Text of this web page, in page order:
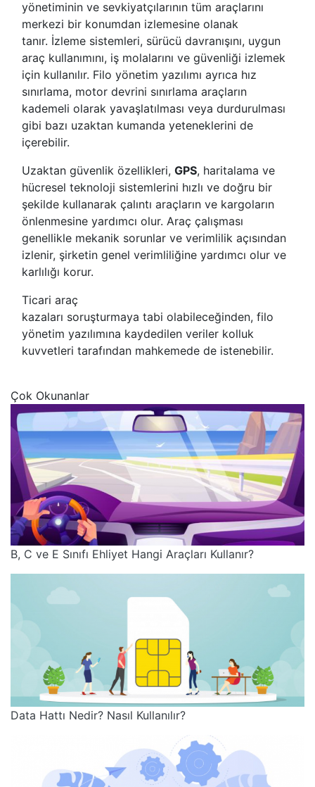
yönetiminin ve sevkiyatçılarının tüm araçlarını
merkezi bir konumdan izlemesine olanak
tanır. İzleme sistemleri, sürücü davranışını, uygun
araç kullanımını, iş molalarını ve güvenliği izlemek
için kullanılır. Filo yönetim yazılımı ayrıca hız
sınırlama, motor devrini sınırlama araçların
kademeli olarak yavaşlatılması veya durdurulması
gibi bazı uzaktan kumanda yeteneklerini de
içerebilir.
Uzaktan güvenlik özellikleri, GPS, haritalama ve
hücresel teknoloji sistemlerini hızlı ve doğru bir
şekilde kullanarak çalıntı araçların ve kargoların
önlenmesine yardımcı olur. Araç çalışması
genellikle mekanik sorunlar ve verimlilik açısından
izlenir, şirketin genel verimliliğine yardımcı olur ve
karlılığı korur.
Ticari araç
kazaları soruşturmaya tabi olabileceğinden, filo
yönetim yazılımına kaydedilen veriler kolluk
kuvvetleri tarafından mahkemede de istenebilir.
Çok Okunanlar
B, C ve E Sınıfı Ehliyet Hangi Araçları Kullanır?
Data Hattı Nedir? Nasıl Kullanılır?